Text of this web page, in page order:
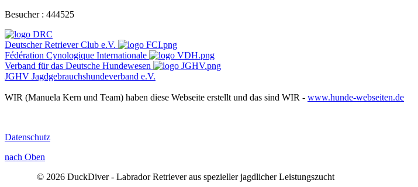
Besucher : 444525
Deutscher Retriever Club e.V.
Fédération Cynologique Internationale
Verband für das Deutsche Hundewesen
JGHV Jagdgebrauchshundeverband e.V.
WIR (Manuela Kern und Team) haben diese Webseite erstellt und das sind WIR - www.hunde-webseiten.de
Datenschutz
nach Oben
© 2026 DuckDiver - Labrador Retriever aus spezieller jagdlicher Leistungszucht